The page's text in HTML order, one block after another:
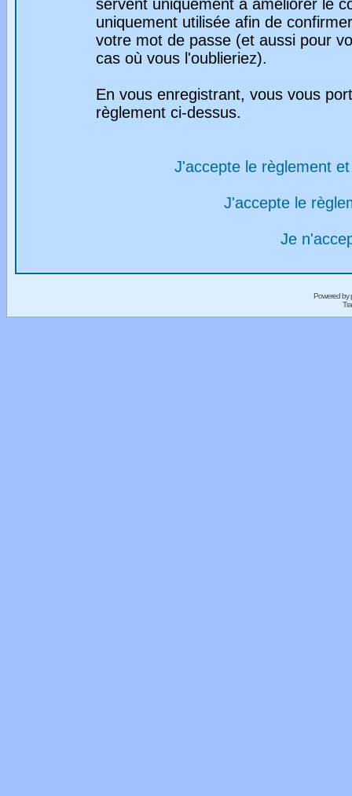
servent uniquement à améliorer le
uniquement utilisée afin de
votre mot de passe (et aussi pour
cas où vous l'oublieriez).
En vous enregistrant, vous vous
règlement ci-dessus.
J'accepte le règlement
J'accepte le
Je
Powered by